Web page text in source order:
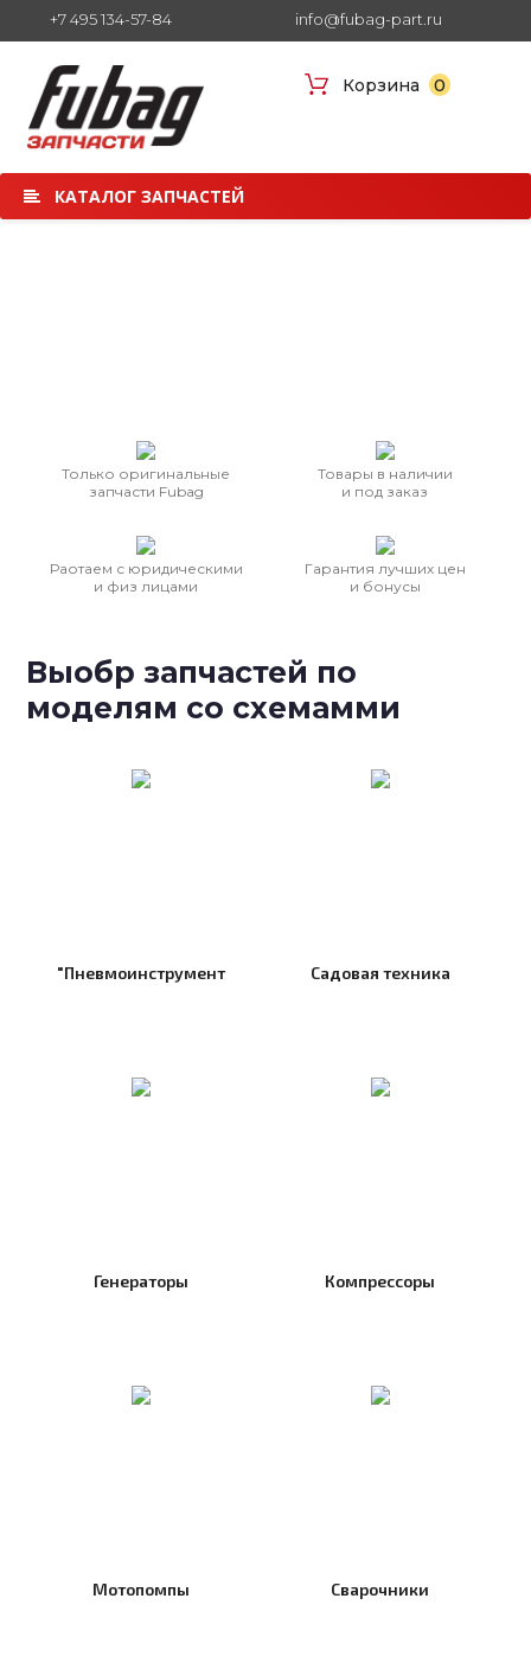
+7 495 134-57-84 info@fubag-part.ru
Корзина0
КАТАЛОГ ЗАПЧАСТЕЙ
Только оригинальные
запчасти Fubag
Товары в наличии
и под заказ
Раотаем с юридическими
и физ лицами
Гарантия лучших цен
и бонусы
Выобр запчастей по
моделям со схемамми
"Пневмоинструмент Садовая техника
Генераторы Компрессоры
Мотопомпы Сварочники